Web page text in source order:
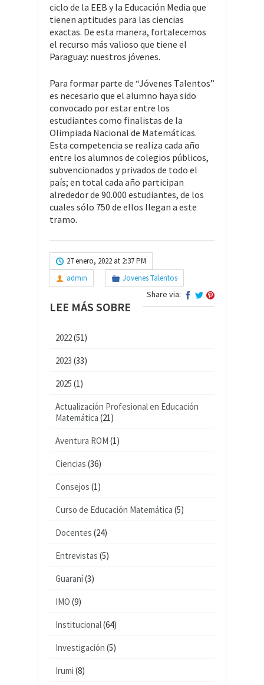
ciclo de la EEB y la Educación Media que
tienen aptitudes para las ciencias
exactas. De esta manera, fortalecemos
el recurso más valioso que tiene el
Paraguay: nuestros jóvenes.
Para formar parte de “Jóvenes Talentos”
es necesario que el alumno haya sido
convocado por estar entre los
estudiantes como finalistas de la
Olimpiada Nacional de Matemáticas.
Esta competencia se realiza cada año
entre los alumnos de colegios públicos,
subvencionados y privados de todo el
país; en total cada año participan
alrededor de 90.000 estudiantes, de los
cuales sólo 750 de ellos llegan a este
tramo.
27 enero, 2022 at 2:37 PM
admin
Jovenes Talentos
Share via:
LEE MÁS SOBRE
2022(51)
2023 (33)
2025 (1)
Actualización Profesional en Educación
Matemática (21)
Aventura ROM (1)
Ciencias (36)
Consejos (1)
Curso de Educación Matemática (5)
Docentes (24)
Entrevistas (5)
Guaraní(3)
IMO (9)
Institucional(64)
Investigación (5)
Irumi (8)